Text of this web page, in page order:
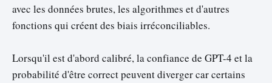
avec les données brutes, les algorithmes et d'autres
fonctions qui créent des biais irréconciliables.
Lorsqu'il est d'abord calibré, la confiance de GPT-4 et la
probabilité d'être correct peuvent diverger car certains